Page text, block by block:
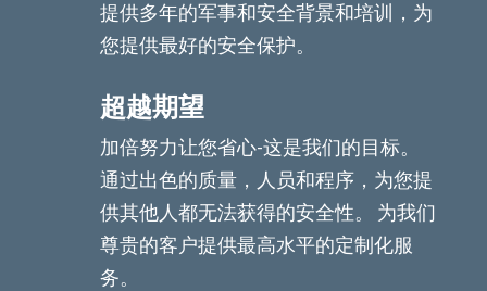
提供多年的军事和安全背景和培训，为
您提供最好的安全保护。
超越期望
加倍努力让您省心-这是我们的目标。
通过出色的质量，人员和程序，为您提
供其他人都无法获得的安全性。 为我们
尊贵的客户提供最高水平的定制化服
务。